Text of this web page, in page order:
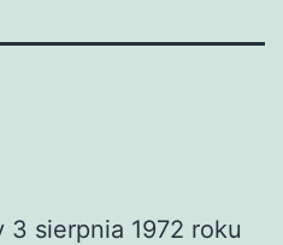
sierpnia 1972 roku